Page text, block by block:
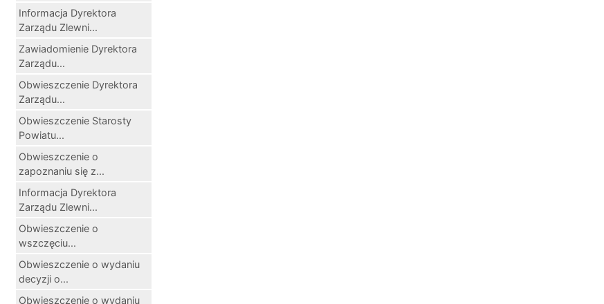
Informacja Dyrektora
Zarządu Zlewni...
Zawiadomienie Dyrektora
Zarządu...
Obwieszczenie Dyrektora
Zarządu...
Obwieszczenie Starosty
Powiatu...
Obwieszczenie o
zapoznaniu się z...
Informacja Dyrektora
Zarządu Zlewni...
Obwieszczenie o
wszczęciu...
Obwieszczenie o wydaniu
decyzji o...
Obwieszczenie o wydaniu